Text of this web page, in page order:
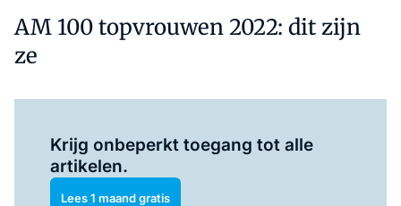
AM 100 topvrouwen 2022: dit zijn
ze
Krijg onbeperkt toegang tot alle
artikelen.
Lees 1 maand gratis